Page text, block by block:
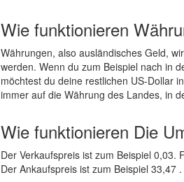
Wie funktionieren
Währungen, also ausländisches Geld,
werden. Wenn du zum Beispiel nach in
möchtest du deine restlichen US-Dollar
immer auf die Währung des Landes, in
Wie funktionieren Die
Der Verkaufspreis ist zum Beispiel 0,03.
Der Ankaufspreis ist zum Beispiel 33,47